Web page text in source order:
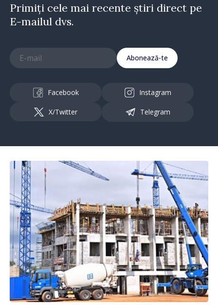
Primiți cele mai recente știri direct pe
E-mailul dvs.
Abonează-te
Facebook Instagram
X/Twitter Telegram